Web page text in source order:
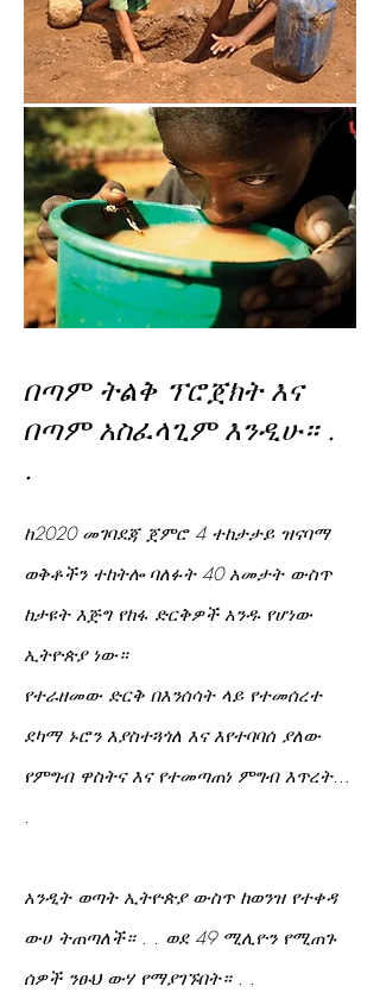
በጣም ትልቅ ፕሮጀክት እና
በጣም አስፈላጊም እንዲሁ። .
.
ከ2020 መገባደጃ ጀምሮ 4 ተከታታይ ዝናባማ
ወቅቶችን ተከትሎ ባለፉት 40 አመታት ውስጥ
ከታዩት እጅግ የከፋ ድርቅዎች አንዱ የሆነው
ኢትዮጵያ ነው።
የተራዘመው ድርቅ በእንሰሳት ላይ የተመሰረተ
ደካማ ኑሮን እያስተጓጎለ እና እየተባባሰ ያለው
የምግብ ዋስትና እና የተመጣጠነ ምግብ እጥረት...
.
አንዲት ወጣት ኢትዮጵያ ውስጥ ከወንዝ የተቀዳ
ውሀ ትጠጣለች። . . ወደ 49 ሚሊዮን የሚጠጉ
ሰዎች ንፁህ ውሃ የማያገኙበት። . .